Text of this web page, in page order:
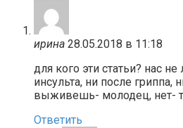
ирина 28.05.2018 в 11:18
для кого эти статьи? нас не
инсульта, ни после гриппа,
выживешь- молодец, нет-
Ответить